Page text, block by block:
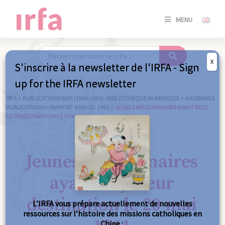
MENU
SE
/
IRFA > PUBLICATIONS MEP (1840-1964) : BIBLIOTHÈQUE NUMÉRIQUE > ANCIENNES
PUBLICATIONS > RAPPORT ANNUEL 1961 > JEUNES MISSIONNAIRES AYANT REÇU
LEUR DESTINATION LE 20 MAI 1961
Jeunes missionnaires
ayant reçu leur
destination le 20 mai
S'inscrire à la newsletter de l'IRFA - Sign
up for the IRFA newsletter
L’IRFA vous prépare actuellement de nouvelles
ressources sur l’histoire des missions catholiques en
X